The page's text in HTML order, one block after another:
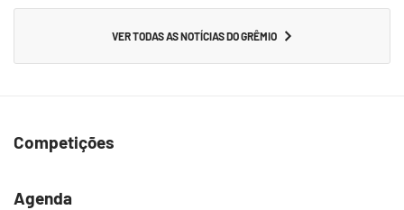
VER TODAS AS NOTÍCIAS DO GRÊMIO
Competições
Agenda